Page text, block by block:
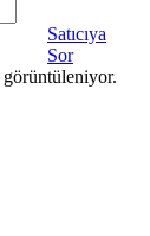
Satıcıya
Sor
görüntüleniyor.